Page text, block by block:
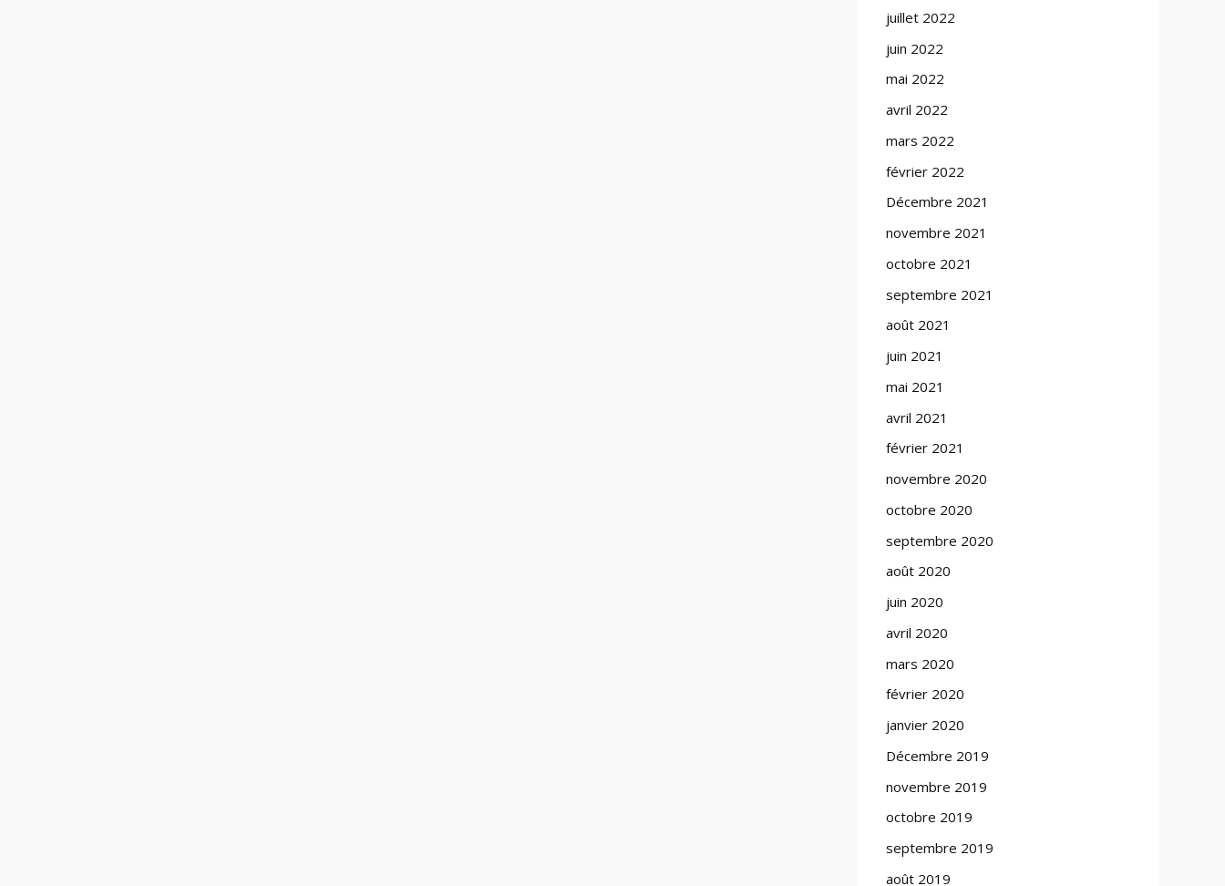
juillet 2022
juin 2022
mai 2022
avril 2022
mars 2022
février 2022
Décembre 2021
novembre 2021
octobre 2021
septembre 2021
août 2021
juin 2021
mai 2021
avril 2021
février 2021
novembre 2020
octobre 2020
septembre 2020
août 2020
juin 2020
avril 2020
mars 2020
février 2020
janvier 2020
Décembre 2019
novembre 2019
octobre 2019
septembre 2019
août 2019